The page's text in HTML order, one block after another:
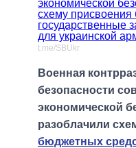
t.me/SBUkr
Военная
безопасности
экономической
разоблачили
бюджетных